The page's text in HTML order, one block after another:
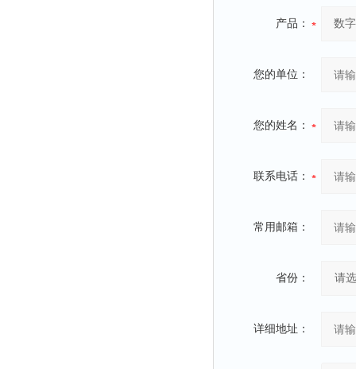
产品：
您的单位：
您的姓名：
联系电话：
常用邮箱：
省份：
详细地址：